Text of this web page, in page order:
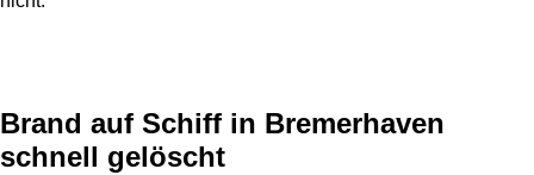
Brand auf Schiff in Bremerhaven
schnell gelöscht